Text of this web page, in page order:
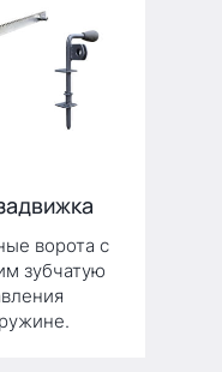
ворота с
зубчатую